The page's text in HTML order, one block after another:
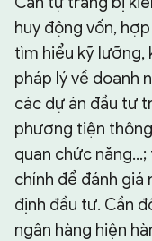
huy động vốn,
tìm hiểu kỹ lưỡng,
pháp lý về doanh
các dự án đầu tư
phương tiện
quan chức năng…;
chính để đánh
định đầu tư. Cần
ngân hàng hiện